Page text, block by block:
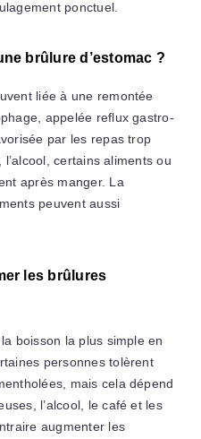
ponctuel.
brûlure d’estomac ?
liée à une remontée
appelée reflux gastro-
par les repas trop
certains aliments ou
après manger. La
peuvent aussi
les brûlures
boisson la plus simple en
personnes tolèrent
mais cela dépend
l’alcool, le café et les
augmenter les